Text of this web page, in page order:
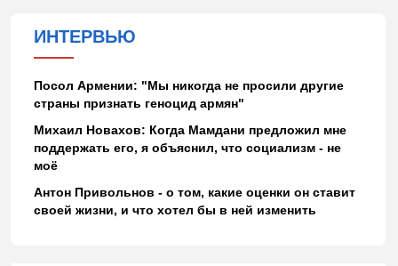
ИНТЕРВЬЮ
Посол Армении: "Мы никогда не просили другие
страны признать геноцид армян"
Михаил Новахов: Когда Мамдани предложил мне
поддержать его, я объяснил, что социализм - не
моё
Антон Привольнов - о том, какие оценки он ставит
своей жизни, и что хотел бы в ней изменить